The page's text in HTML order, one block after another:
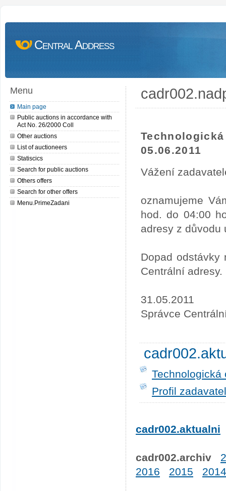
Central Address
Menu
Main page
Public auctions in accordance with
Act No. 26/2000 Coll
Other auctions
List of auctioneers
Statiscics
Search for public auctions
Others offers
Search for other offers
Menu.PrimeZadani
05.06.2011
Vážení
oznamujeme
hod. do 04:00
adresy z důvodu
Dopad odstávky
Centrální adresy.
31.05.2011
Správce
Technologická
Profil
cadr002.aktualni
cadr002.archiv
2016
2015 2014